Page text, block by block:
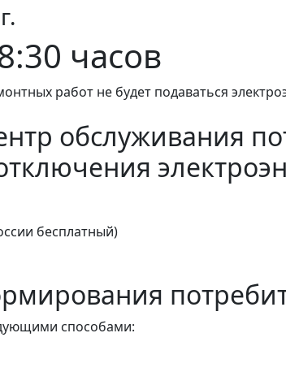
часов
работ не будет подаваться
обслуживания
бесплатный)
способами: